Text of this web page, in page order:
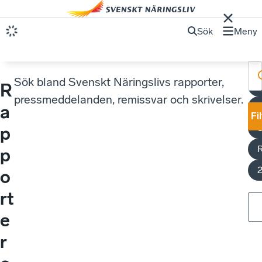
Sök Meny
R
a
p
p
o
rt
e
r
Sök bland Svenskt Näringslivs rapporter,
pressmeddelanden, remissvar och skrivelser.